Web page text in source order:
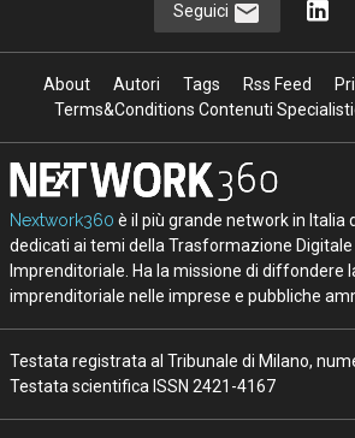
Seguici
About Autori Tags Rss Feed
Terms&Conditions Contenuti
Nextwork360 è il più grande network in Italia
dedicati ai temi della Trasformazione Digitale
Imprenditoriale. Ha la missione di diffondere
imprenditoriale nelle imprese e pubbliche
Testata registrata al Tribunale di Milano,
Testata scientifica ISSN 2421-4167